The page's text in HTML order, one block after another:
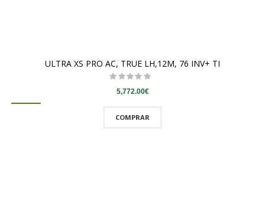
ULTRA XS PRO AC, TRUE LH,12M, 76 INV+ TI
5,772.00€
COMPRAR